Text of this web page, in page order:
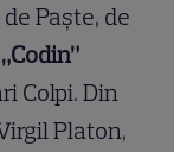
Paşte, de
„Codin”
Colpi. Din
Platon,